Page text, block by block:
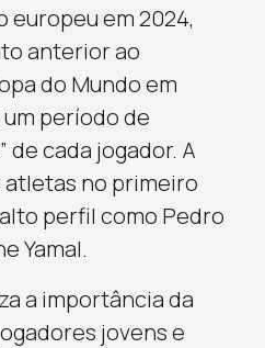
europeu em 2024,
anterior ao
do Mundo em
período de
de cada jogador. A
no primeiro
perfil como Pedro
Yamal.
a importância da
jovens e